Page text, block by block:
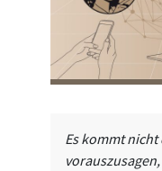
Es kommt